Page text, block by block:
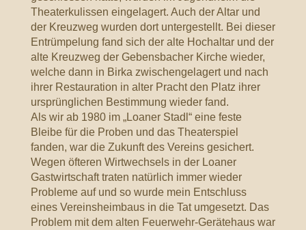
Theaterkulissen eingelagert. Auch der Altar und
der Kreuzweg wurden dort untergestellt. Bei dieser
Entrümpelung fand sich der alte Hochaltar und der
alte Kreuzweg der Gebensbacher Kirche wieder,
welche dann in Birka zwischengelagert und nach
ihrer Restauration in alter Pracht den Platz ihrer
ursprünglichen Bestimmung wieder fand.
Als wir ab 1980 im „Loaner Stadl“ eine feste
Bleibe für die Proben und das Theaterspiel
fanden, war die Zukunft des Vereins gesichert.
Wegen öfteren Wirtwechsels in der Loaner
Gastwirtschaft traten natürlich immer wieder
Probleme auf und so wurde mein Entschluss
eines Vereinsheimbaus in die Tat umgesetzt. Das
Problem mit dem alten Feuerwehr-Gerätehaus war